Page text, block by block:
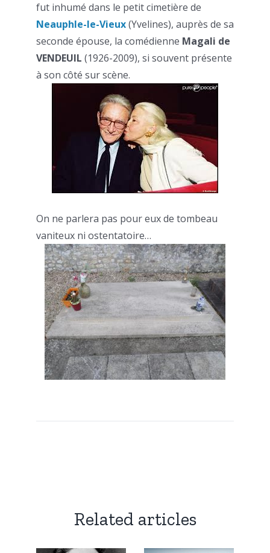
fut inhumé dans le petit cimetière de
Neauphle-le-Vieux(Yvelines), auprès de sa
seconde épouse, la comédienne Magali de
VENDEUIL (1926-2009), si souvent présente
à son côté sur scène.
On ne parlera pas pour eux de tombeau
vaniteux ni ostentatoire…
Related articles